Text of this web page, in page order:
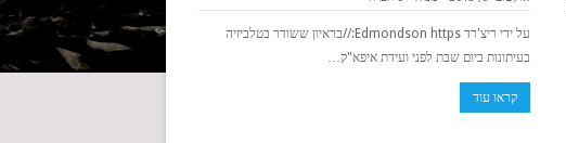
על ידי ריצ'רד Edmondson https://בראיון ששודר בטלביזיה
בעיתונות ביום שבת לפני ועידת איפא"ק…
קראו עוד